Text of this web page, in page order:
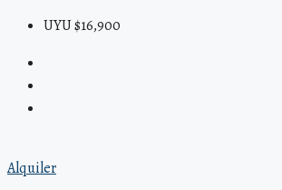
UYU $16,900
Alquiler